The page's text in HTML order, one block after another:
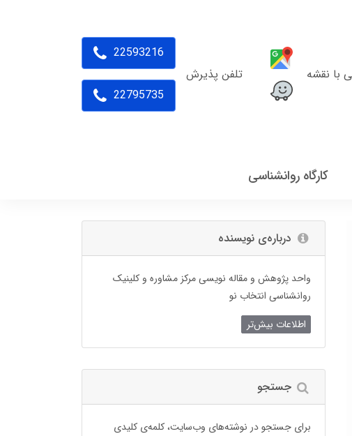
با نقشه تلفن پذیرش
22593216
22795735
کارگاه روانشناسی
درباره‌ی نویسنده
واحد پژوهش و مقاله نویسی مرکز مشاوره و کلینیک
روانشناسی انتخاب نو
اطلاعات بیش‌تر
جستجو
برای جستجو در نوشته‌های وب‌سایت، کلمه‌ی کلیدی